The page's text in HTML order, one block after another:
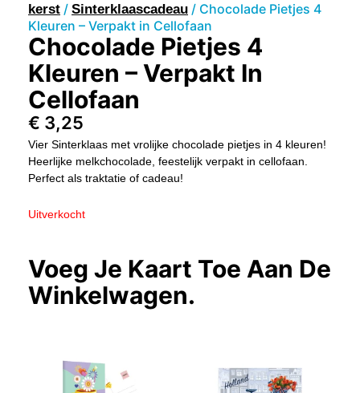
kerst / Sinterklaascadeau / Chocolade Pietjes 4
Kleuren – Verpakt in Cellofaan
Chocolade Pietjes 4
Kleuren – Verpakt In
Cellofaan
€ 3,25
Vier Sinterklaas met vrolijke chocolade pietjes in 4 kleuren!
Heerlijke melkchocolade, feestelijk verpakt in cellofaan.
Perfect als traktatie of cadeau!
Uitverkocht
Voeg Je Kaart Toe Aan De
Winkelwagen.